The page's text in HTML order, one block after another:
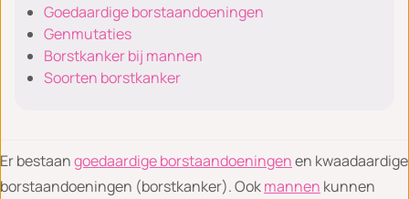
Goedaardige borstaandoeningen
Genmutaties
Borstkanker bij mannen
Soorten borstkanker
Er bestaangoedaardige borstaandoeningenen kwaadaardige
borstaandoeningen (borstkanker). Ookmannen kunnen